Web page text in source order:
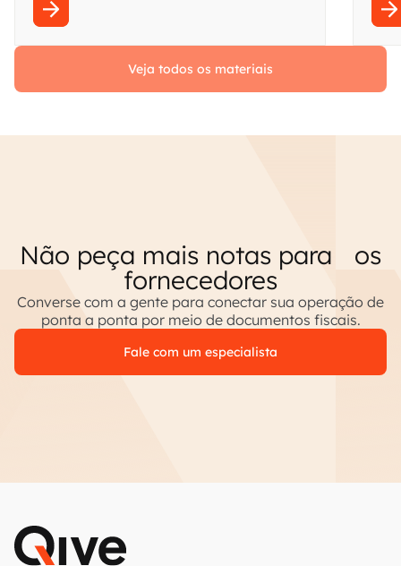
Veja todos os materiais
Não peça mais notas para os
fornecedores
Converse com a gente para conectar sua operação de
ponta a ponta por meio de documentos fiscais.
Fale com um especialista